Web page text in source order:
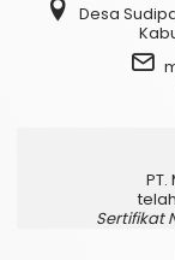
Desa
PT.
Sertifikat